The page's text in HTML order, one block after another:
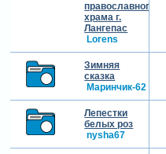
православного
храма г.
Лангепас
Lorens
Зимняя
сказка
Маринчик-62
Лепестки
белых роз
nysha67